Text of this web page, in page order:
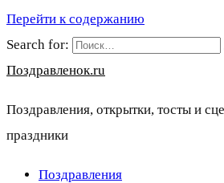
Перейти к содержанию
Search for:
Поздравленок.ru
Поздравления, открытки, тосты и
праздники
Поздравления